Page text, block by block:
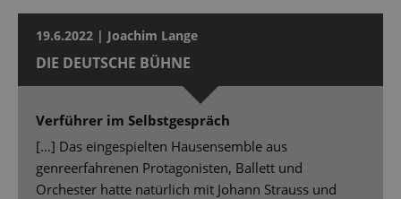
19.6.2022 | Joachim Lange
DIE DEUTSCHE BÜHNE
Verführer im Selbstgespräch
[…] Das eingespielten Hausensemble aus
genreerfahrenen Protagonisten, Ballett und
Orchester hatte natürlich mit Johann Strauss und